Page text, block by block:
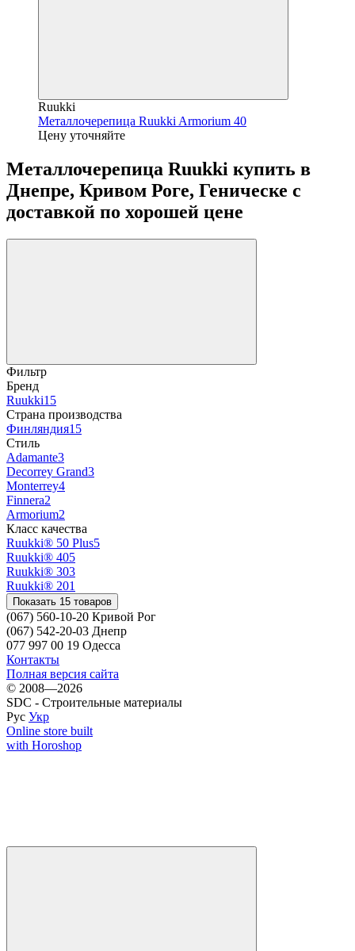
Ruukki
Металлочерепица Ruukki Armorium 40
Цену уточняйте
Металлочерепица Ruukki купить в
Днепре, Кривом Роге, Геническе с
доставкой по хорошей цене
Фильтр
Бренд
Ruukki15
Страна производства
Финляндия15
Стиль
Adamante3
Decorrey Grand3
Monterrey4
Finnera2
Armorium2
Класс качества
Ruukki® 50 Plus5
Ruukki® 405
Ruukki® 303
Ruukki® 201
Показать 15 товаров
(067) 560-10-20 Кривой Рог
(067) 542-20-03 Днепр
077 997 00 19 Одесса
Контакты
Полная версия сайта
© 2008—2026
SDC - Строительные материалы
Рус Укр
Online store built
with Horoshop